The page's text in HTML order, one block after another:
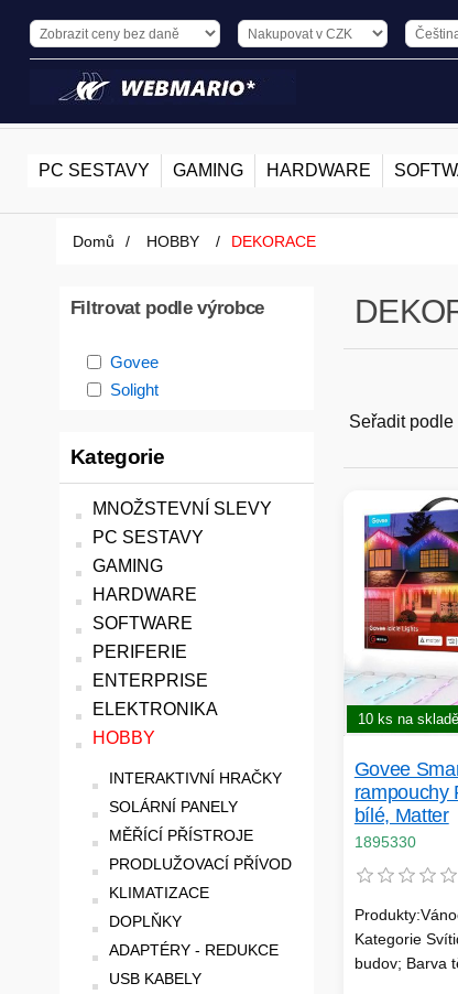
PC SESTAVY GAMING HARDWARE
Domů / HOBBY / DEKORACE
Filtrovat podle výrobce
Govee
Solight
Kategorie
MNOŽSTEVNÍ SLEVY
PC SESTAVY
GAMING
HARDWARE
SOFTWARE
PERIFERIE
ENTERPRISE
ELEKTRONIKA
HOBBY
INTERAKTIVNÍ HRAČKY
SOLÁRNÍ PANELY
MĚŘÍCÍ PŘÍSTROJE
PRODLUŽOVACÍ PŘÍVOD
KLIMATIZACE
DOPLŇKY
ADAPTÉRY - REDUKCE
USB KABELY
Seřadit podle
10 ks na skladě
Govee
rampouchy
bílé, Matter
1895330
Kategorie
budov; Barva